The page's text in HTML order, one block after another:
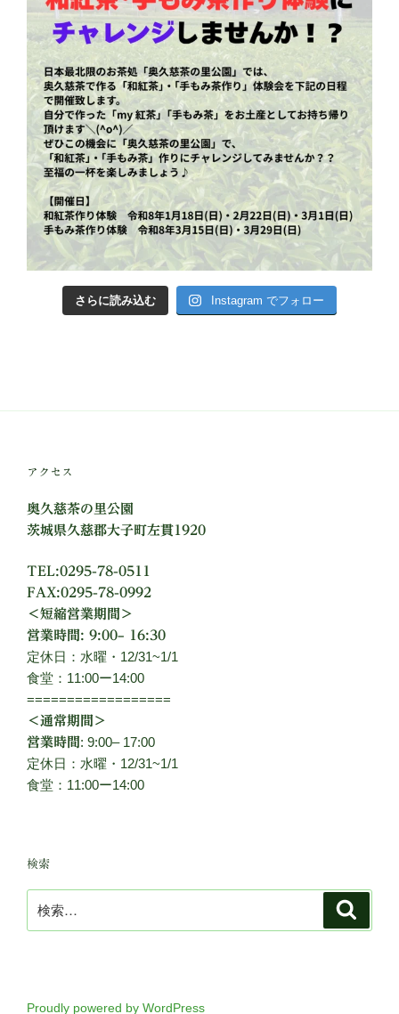
さらに読み込む Instagram でフォロー
アクセス
奥久慈茶の里公園
茨城県久慈郡大子町左貫1920
TEL:0295-78-0511
FAX:0295-78-0992
＜短縮営業期間＞
営業時間: 9:00– 16:30
定休日：水曜・12/31~1/1
食堂：11:00ー14:00
==================
＜通常期間＞
営業時間 : 9:00– 17:00
定休日：水曜・12/31~1/1
食堂：11:00ー14:00
検索
索:
Proudly powered by WordPress